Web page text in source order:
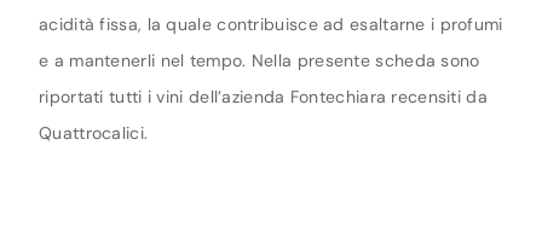
acidità fissa, la quale contribuisce ad esaltarne i profumi
e a mantenerli nel tempo. Nella presente scheda sono
riportati tutti i vini dell’azienda Fontechiara recensiti da
Quattrocalici.